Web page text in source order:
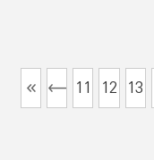
11 12 13